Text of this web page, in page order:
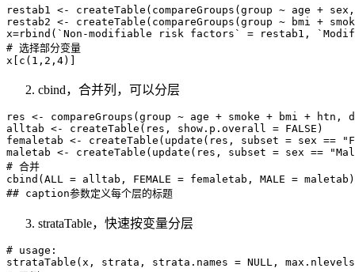
restab1 <- createTable(compareGroups(group ~ age +
restab2 <- createTable(compareGroups(group ~ bmi +
x=rbind(`Non-modifiable risk factors` = restab1,
# 选择部分变量
x[c(1,2,4)]
cbind，合并列，可以分层
res <- compareGroups(group ~ age + smoke + bmi + htn,
alltab <- createTable(res, show.p.overall = FALSE)
femaletab <- createTable(update(res, subset = sex ==
maletab <- createTable(update(res, subset = sex ==
# 合并
cbind(ALL = alltab, FEMALE = femaletab, MALE = maletab)
## caption参数定义每个层的标题
strataTable，快速按变量分层
# usage:
strataTable(x, strata, strata.names = NULL,